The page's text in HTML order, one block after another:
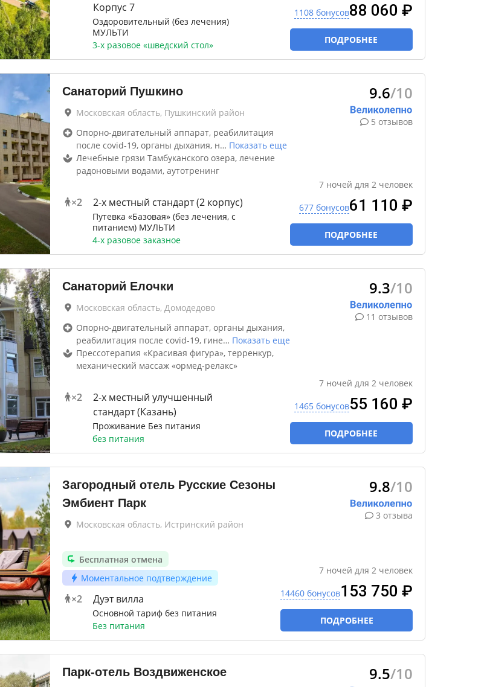
Корпус 7
Оздоровительный (без лечения)
МУЛЬТИ
3-х разовое «шведский стол»
1108 бонусов88 060 ₽
ПОДРОБНЕЕ
Санаторий Пушкино
Московская область, Пушкинский район
Опорно-двигательный аппарат, реабилитация
после covid-19, органы дыхания, н… Показать еще
Лечебные грязи Тамбуканского озера, лечение
радоновыми водами, аутотренинг
×2 2-x местный стандарт (2 корпус)
Путевка «Базовая» (без лечения, с
питанием) МУЛЬТИ
4-х разовое заказное
9.6/10
5 отзывов
7 ночей для 2 человек
677 бонусов61 110 ₽
ПОДРОБНЕЕ
Санаторий Елочки
Московская область, Домодедово
Опорно-двигательный аппарат, органы дыхания,
реабилитация после covid-19, гине… Показать еще
Прессотерапия «Красивая фигура», терренкур,
механический массаж «ормед-релакс»
×2
2-x местный улучшенный
стандарт (Казань)
Проживание Без питания
без питания
9.3/10
11 отзывов
7 ночей для 2 человек
1465 бонусов55 160 ₽
ПОДРОБНЕЕ
Загородный отель Русские Сезоны
Эмбиент Парк
Московская область, Истринский район
Бесплатная отмена
Моментальное подтверждение
×2 Дуэт вилла
Основной тариф без питания
Без питания
9.8/10
3 отзыва
7 ночей для 2 человек
14460 бонусов153 750 ₽
ПОДРОБНЕЕ
Парк-отель Воздвиженское 9.5/10